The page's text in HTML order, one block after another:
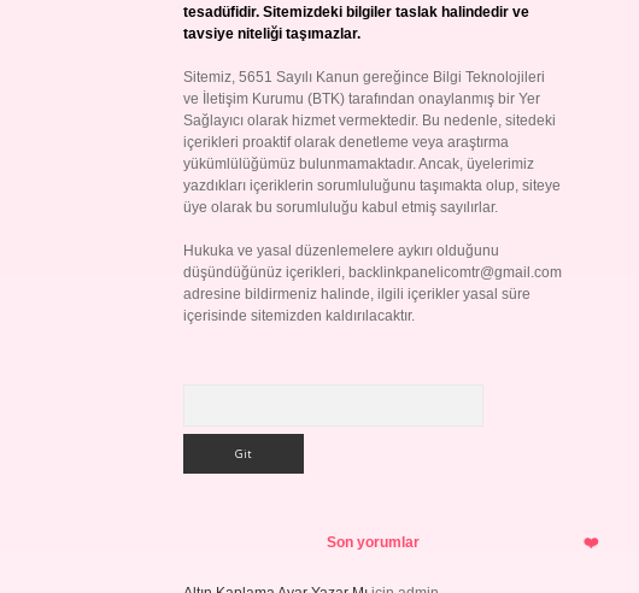
tesadüfidir. Sitemizdeki bilgiler taslak halindedir ve
tavsiye niteliği taşımazlar.
Sitemiz, 5651 Sayılı Kanun gereğince Bilgi Teknolojileri
ve İletişim Kurumu (BTK) tarafından onaylanmış bir Yer
Sağlayıcı olarak hizmet vermektedir. Bu nedenle, sitedeki
içerikleri proaktif olarak denetleme veya araştırma
yükümlülüğümüz bulunmamaktadır. Ancak, üyelerimiz
yazdıkları içeriklerin sorumluluğunu taşımakta olup, siteye
üye olarak bu sorumluluğu kabul etmiş sayılırlar.
Hukuka ve yasal düzenlemelere aykırı olduğunu
düşündüğünüz içerikleri, backlinkpanelicomtr@gmail.com
adresine bildirmeniz halinde, ilgili içerikler yasal süre
içerisinde sitemizden kaldırılacaktır.
Son yorumlar